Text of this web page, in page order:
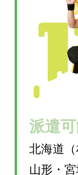
派遣
北海道
山形・